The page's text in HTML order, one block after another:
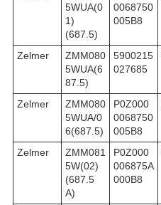
5WUA(0
1)
(687.5)
0068750
005B8
Zelmer
ZMM080
5WUA(6
87.5)
5900215
027685
Zelmer
ZMM080
5WUA/0
6(687.5)
P0Z000
0068750
005B8
Zelmer
ZMM081
5W(02)
(687.5
A)
P0Z000
006875A
000B8